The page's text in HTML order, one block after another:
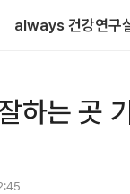
always 건강연구
하는 곳